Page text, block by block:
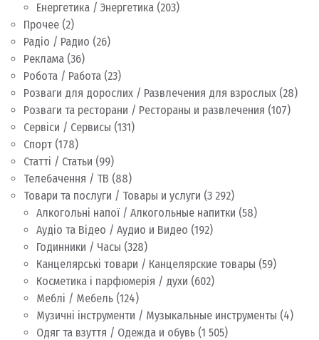
Енергетика / Энергетика (203)
Прочее (2)
Радіо / Радио (26)
Реклама (36)
Робота / Работа (23)
Розваги для дорослих / Развлечения для взрослых (28)
Розваги та ресторани / Рестораны и развлечения (107)
Сервіси / Сервисы (131)
Спорт (178)
Статті / Статьи (99)
Телебачення / ТВ (88)
Товари та послуги / Товары и услуги (3 292)
Алкогольні напої / Алкогольные напитки (58)
Аудіо та Відео / Аудио и Видео (192)
Годинники / Часы (328)
Канцелярські товари / Канцелярские товары (59)
Косметика і парфюмерія / духи (602)
Меблі / Мебель (124)
Музичні інструменти / Музыкальные инструменты (4)
Одяг та взуття / Одежда и обувь (1 505)